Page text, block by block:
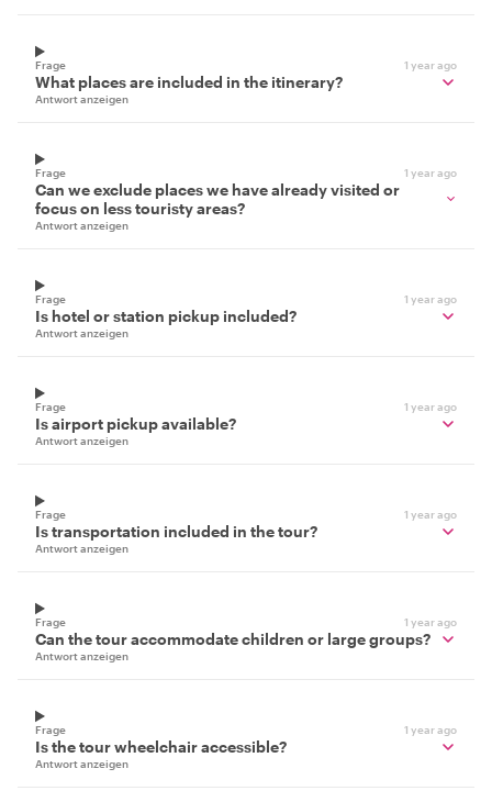
Frage 1 year ago
What places are included in the itinerary?
Antwort anzeigen
Frage 1 year ago
Can we exclude places we have already visited or
focus on less touristy areas?
Antwort anzeigen
Frage 1 year ago
Is hotel or station pickup included?
Antwort anzeigen
Frage 1 year ago
Is airport pickup available?
Antwort anzeigen
Frage 1 year ago
Is transportation included in the tour?
Antwort anzeigen
Frage 1 year ago
Can the tour accommodate children or large groups?
Antwort anzeigen
Frage 1 year ago
Is the tour wheelchair accessible?
Antwort anzeigen